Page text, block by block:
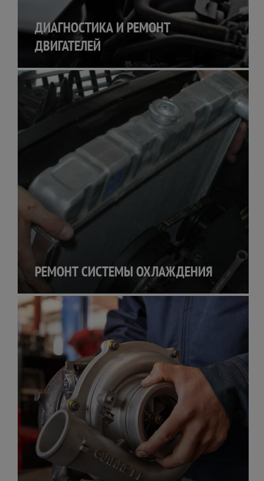
ДИАГНОСТИКА И РЕМОНТ
ДВИГАТЕЛЕЙ
РЕМОНТ СИСТЕМЫ ОХЛАЖДЕНИЯ